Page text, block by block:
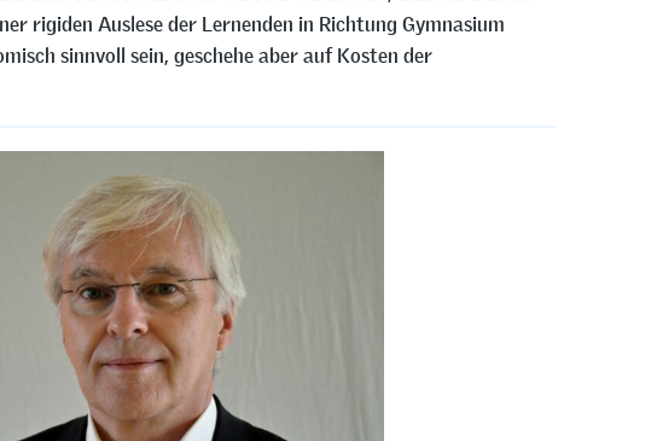
rigiden Auslese der Lernenden in Richtung Gymnasium
sinnvoll sein, geschehe aber auf Kosten der